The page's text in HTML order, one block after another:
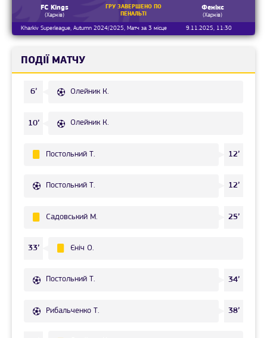
FC Kings
(Харків)
ГРУ ЗАВЕРШЕНО ПО
ПЕНАЛЬТІ
Фенікс
(Харків)
Kharkiv Superleague, Autumn 2024/2025, Матч за 3 місце
9.11.2025, 11:30
ПОДІЇ МАТЧУ
6’ Олейник К.
10’ Олейник К.
Постольний Т. 12’
Постольний Т. 12’
Садовський М. 25’
33’ Єніч О.
Постольний Т. 34’
Рибальченко Т. 38’